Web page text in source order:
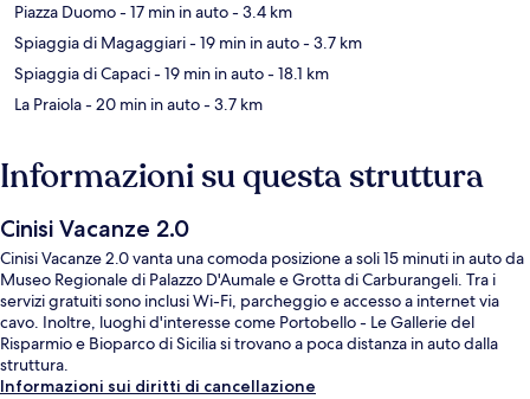
Piazza Duomo- 17 min in auto- 3.4 km
Spiaggia di Magaggiari- 19 min in auto- 3.7 km
Spiaggia di Capaci- 19 min in auto- 18.1 km
La Praiola- 20 min in auto- 3.7 km
Informazioni su questa struttura
Cinisi Vacanze 2.0
Cinisi Vacanze 2.0 vanta una comoda posizione a soli 15 minuti in auto da
Museo Regionale di Palazzo D'Aumale e Grotta di Carburangeli. Tra i
servizi gratuiti sono inclusi Wi-Fi, parcheggio e accesso a internet via
cavo. Inoltre, luoghi d'interesse come Portobello - Le Gallerie del
Risparmio e Bioparco di Sicilia si trovano a poca distanza in auto dalla
struttura.
Informazioni sui diritti di cancellazione